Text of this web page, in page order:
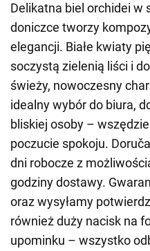
Delikatna biel orchidei w
doniczce tworzy
elegancji. Białe kwiaty
soczystą zielenią liści i
świeży, nowoczesny
idealny wybór do biura,
bliskiej osoby –
poczucie spokoju.
dni robocze z
godziny dostawy.
oraz wysyłamy
również duży nacisk na
upominku – wszystko